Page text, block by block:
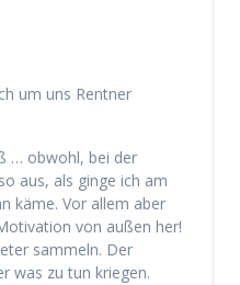
um uns Rentner
… obwohl, bei der
aus, als ginge ich am
käme. Vor allem aber
von außen her!
sammeln. Der
was zu tun kriegen.